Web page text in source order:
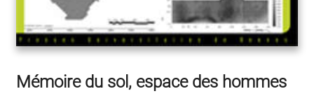
Mémoire du sol, espace des hommes